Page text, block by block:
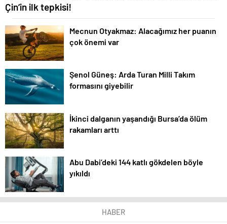
Çin’in ilk tepkisi!
Mecnun Otyakmaz: Alacağımız her puanın
çok önemi var
Şenol Güneş: Arda Turan Milli Takım
formasını giyebilir
İkinci dalganın yaşandığı Bursa’da ölüm
rakamları arttı
Abu Dabi’deki 144 katlı gökdelen böyle
yıkıldı
HABER